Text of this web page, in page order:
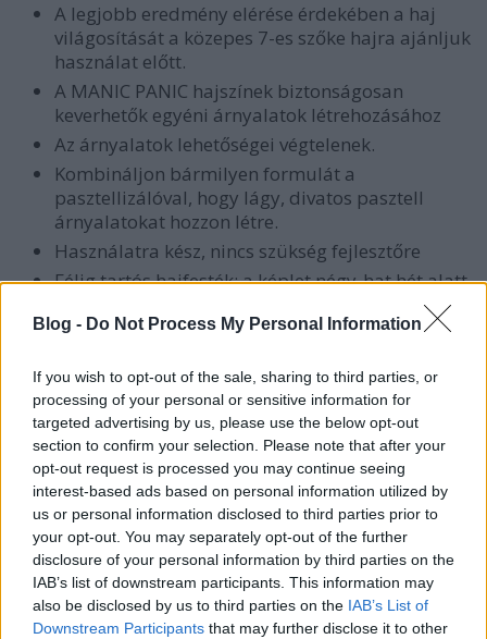
Blog - Do Not Process My Personal Information
If you wish to opt-out of the sale, sharing to third parties, or
processing of your personal or sensitive information for
targeted advertising by us, please use the below opt-out
section to confirm your selection. Please note that after your
opt-out request is processed you may continue seeing
interest-based ads based on personal information utilized by
us or personal information disclosed to third parties prior to
your opt-out. You may separately opt-out of the further
disclosure of your personal information by third parties on the
IAB’s list of downstream participants. This information may
also be disclosed by us to third parties on the IAB’s List of
Downstream Participants that may further disclose it to other
A legjobb eredmény elérése érdekében a haj
világosítását a közepes 7-es szőke hajra ajánljuk
használat előtt.
A MANIC PANIC hajszínek biztonságosan
keverhetők egyéni árnyalatok létrehozásához
Az árnyalatok lehetőségei végtelenek.
Kombináljon bármilyen formulát a
pasztellizálóval, hogy lágy, divatos pasztell
árnyalatokat hozzon létre.
Használatra kész, nincs szükség fejlesztőre
Félig tartós hajfesték; a képlet négy-hat hét alatt
fokozatosan elhalványul, mert nem hatol be a
hajkéregbe, hanem egyszerűen a hajszál tetején
Vegán összetevőket tartalmaz, amelyeket
hírességeken teszteltek, nem állatokon.
A hajfesték ammóniamentes, parabénmentes,
gluténmentes, rezorcinmentes, ftalátmentes és
peta-akkreditált.
Élénk színeredmények akkor érhetők el a
legjobban, ha elektromos infrasugárzó
melegével történik a beszárítás.
Gyártó: Arvisura Inc.